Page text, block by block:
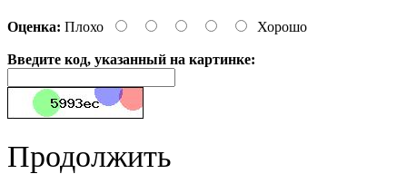
Оценка: Плохо Хорошо
Введите код, указанный на картинке:
Продолжить